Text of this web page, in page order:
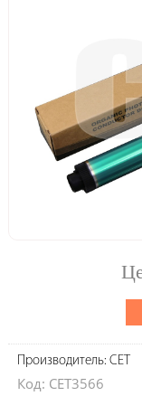
Производитель: CET
Код: CET3566